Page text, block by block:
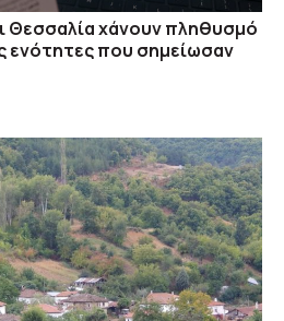
Θεσσαλία χάνουν πληθυσμό
ενότητες που σημείωσαν